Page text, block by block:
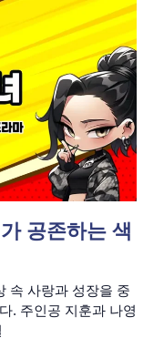
공존하는 색
속 사랑과 성장을 중
. 주인공 지훈과 나영